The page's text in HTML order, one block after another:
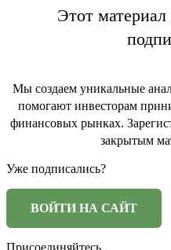
Этот
Мы создаем уникальные
помогают инвесторам
финансовых рынках.
закрытым
Уже подписались?
Присоединяйтесь